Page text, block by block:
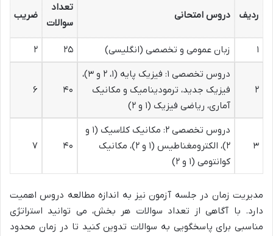
ردیف دروس امتحانی
تعداد
سوالات
ضریب
۱ زبان عمومی و تخصصی (انگلیسی) ۲۵ ۲
۲
دروس تخصصی ۱: فیزیک پایه (۱، ۲ و ۳)،
فیزیک جدید، ترمودینامیک و مکانیک
آماری، ریاضی فیزیک (۱ و ۲)
۴۰ ۶
۳
دروس تخصصی ۲: مکانیک کلاسیک (۱ و
۲)، الکترومغناطیس (۱ و ۲)، مکانیک
کوانتومی (۱ و ۲)
۴۰ ۷
مدیریت زمان در جلسه آزمون نیز به اندازه مطالعه دروس اهمیت
دارد. با آگاهی از تعداد سوالات هر بخش، می توانید استراتژی
مناسبی برای پاسخگویی به سوالات تدوین کنید تا در زمان محدود